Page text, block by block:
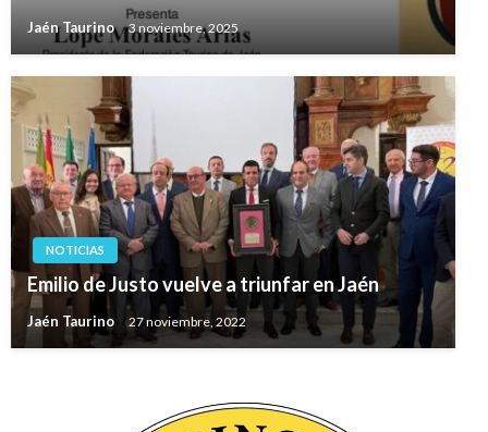
Jaén Taurino 3 noviembre, 2025
NOTICIAS
Emilio de Justo vuelve a triunfar en Jaén
Jaén Taurino 27 noviembre, 2022